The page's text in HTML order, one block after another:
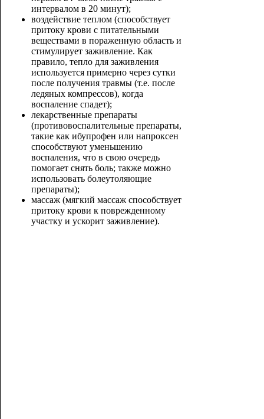
интервалом в 20 минут);
воздействие теплом (способствует
притоку крови с питательными
веществами в пораженную область и
стимулирует заживление. Как
правило, тепло для заживления
используется примерно через сутки
после получения травмы (т.е. после
ледяных компрессов), когда
воспаление спадет);
лекарственные препараты
(противовоспалительные препараты,
такие как ибупрофен или напроксен
способствуют уменьшению
воспаления, что в свою очередь
помогает снять боль; также можно
использовать болеутоляющие
препараты);
массаж (мягкий массаж способствует
притоку крови к поврежденному
участку и ускорит заживление).